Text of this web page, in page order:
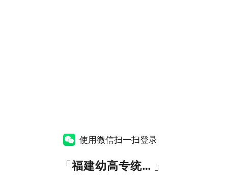
使用微信扫一扫登录
「 福建幼高专统一身份认证 」